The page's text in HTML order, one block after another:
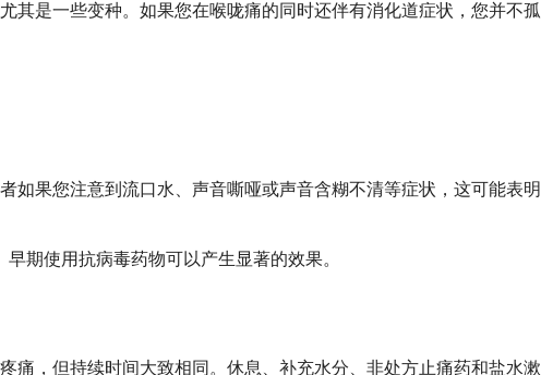
其是一些变种。如果您在喉咙痛的同时还伴有消化道症状，您并不孤
如果您注意到流口水、声音嘶哑或声音含糊不清等症状，这可能表明
期使用抗病毒药物可以产生显著的效果。
痛，但持续时间大致相同。休息、补充水分、非处方止痛药和盐水漱